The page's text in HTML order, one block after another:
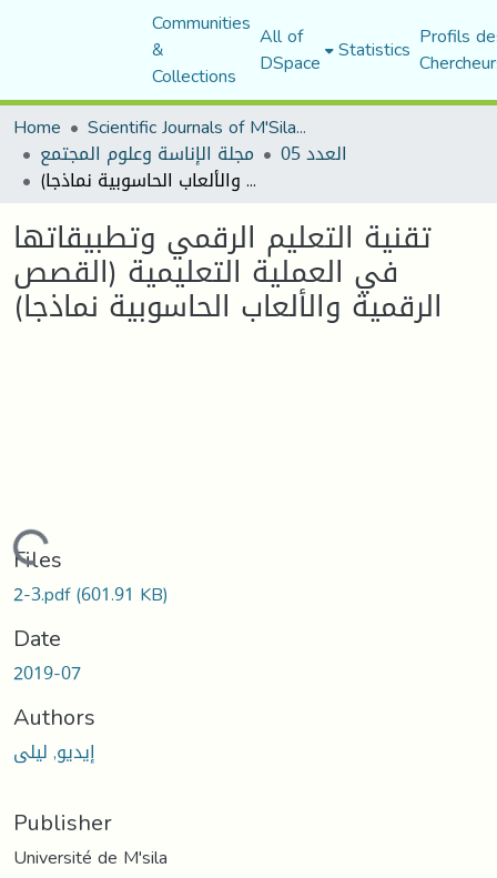
Communities
&
Collections
All of
DSpace Statistics Profils
Home
Scientific Journals of M'Sila University
مجلة الإناسة وعلوم المجتمع العدد 05
تقنية التعليم الرقمي وتطبيقاتها في العملية التعليمية (القصص الرقمية والألعاب الحاسوبية نماذجا)
تقنية التعليم الرقمي وتطبيقاتها
في العملية التعليمية (القصص
الرقمية والألعاب الحاسوبية نماذجا)
Loading...
Files
2-3.pdf(601.91 KB)
Date
2019-07
Authors
إيديو, ليلى
Publisher
Université de M'sila